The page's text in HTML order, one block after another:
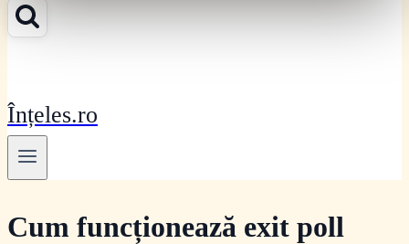
Înțeles.ro
Cum funcționează exit poll